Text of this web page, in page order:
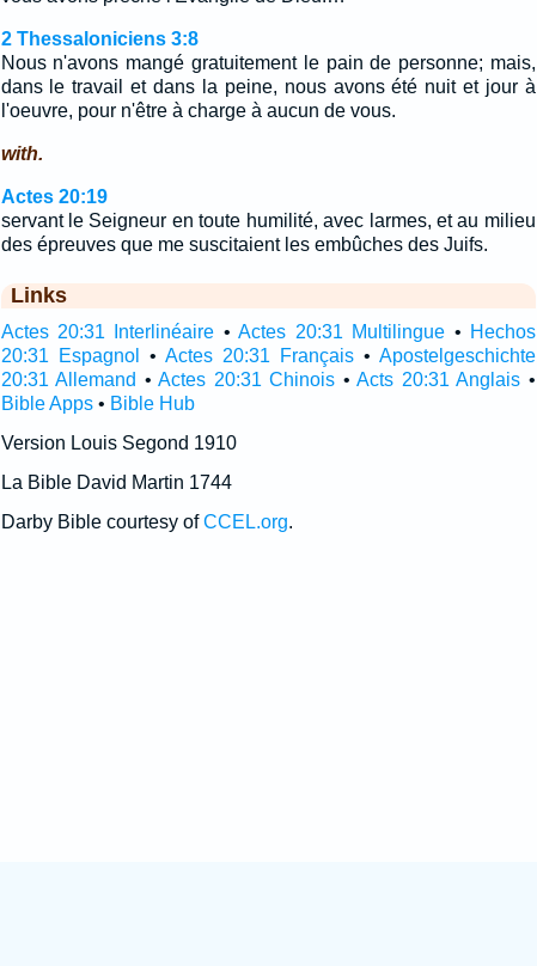
2 Thessaloniciens 3:8
Nous n'avons mangé gratuitement le pain de personne; mais,
dans le travail et dans la peine, nous avons été nuit et jour à
l'oeuvre, pour n'être à charge à aucun de vous.
with.
Actes 20:19
servant le Seigneur en toute humilité, avec larmes, et au milieu
des épreuves que me suscitaient les embûches des Juifs.
Links
Actes 20:31 Interlinéaire •Actes 20:31 Multilingue • Hechos
20:31 Espagnol
• Actes 20:31 Français• Apostelgeschichte
20:31 Allemand •Actes 20:31 Chinois •Acts 20:31 Anglais •
Bible Apps• Bible Hub
Version Louis Segond 1910
La Bible David Martin 1744
Darby Bible courtesy ofCCEL.org.